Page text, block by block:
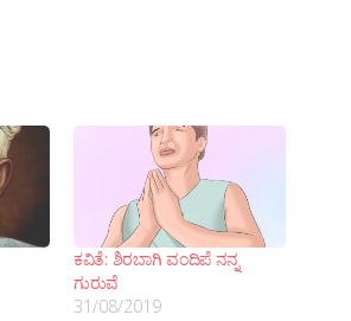
ಕವಿತೆ: ಶಿರಬಾಗಿ ವಂದಿಪೆ ನನ್ನ
ಗುರುವೆ
31/08/2019